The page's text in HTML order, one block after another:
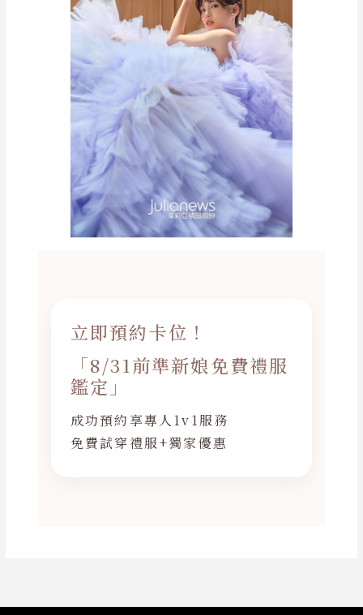
立即預約卡位！
「8/31前準新娘免費禮服
鑑定」
成功預約享專人1v1服務
免費試穿禮服+獨家優惠